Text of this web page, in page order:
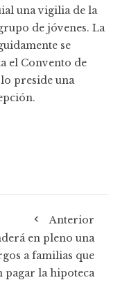
una vigilia de la
de jóvenes. La
se
el Convento de
preside una
Anterior
en pleno una
a familias que
pagar la hipoteca